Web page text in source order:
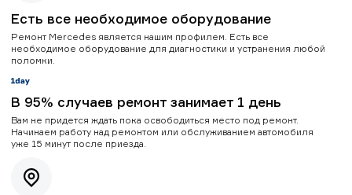
Есть все необходимое оборудование
Ремонт Mercedes является нашим профилем. Есть все
необходимое оборудование для диагностики и устранения любой
поломки.
В 95% случаев ремонт занимает 1 день
Вам не придется ждать пока освободиться место под ремонт.
Начинаем работу над ремонтом или обслуживанием автомобиля
уже 15 минут после приезда.